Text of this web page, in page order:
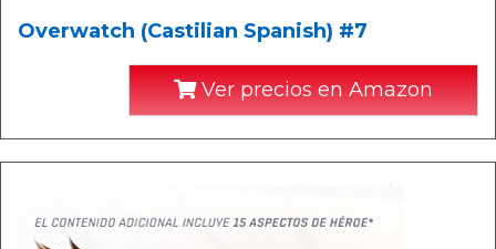
Overwatch (Castilian Spanish) #7
Ver precios en Amazon